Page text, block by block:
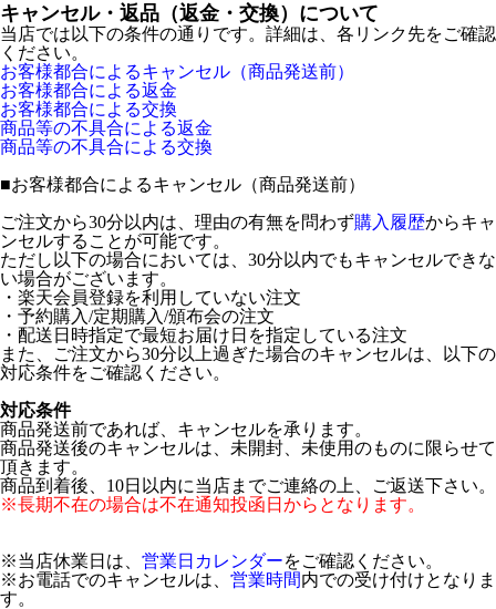
キャンセル・返品（返金・交換）について
当店では以下の条件の通りです。詳細は、各リンク先をご確認
ください。
お客様都合によるキャンセル（商品発送前）
お客様都合による返金
お客様都合による交換
商品等の不具合による返金
商品等の不具合による交換
■お客様都合によるキャンセル（商品発送前）
ご注文から30分以内は、理由の有無を問わず購入履歴からキャ
ンセルすることが可能です。
ただし以下の場合においては、30分以内でもキャンセルできな
い場合がございます。
・楽天会員登録を利用していない注文
・予約購入/定期購入/頒布会の注文
・配送日時指定で最短お届け日を指定している注文
また、ご注文から30分以上過ぎた場合のキャンセルは、以下の
対応条件をご確認ください。
対応条件
商品発送前であれば、キャンセルを承ります。
商品発送後のキャンセルは、未開封、未使用のものに限らせて
頂きます。
商品到着後、10日以内に当店までご連絡の上、ご返送下さい。
※長期不在の場合は不在通知投函日からとなります。
※当店休業日は、 営業日カレンダーをご確認ください。
※お電話でのキャンセルは、 営業時間内での受け付けとなりま
す。